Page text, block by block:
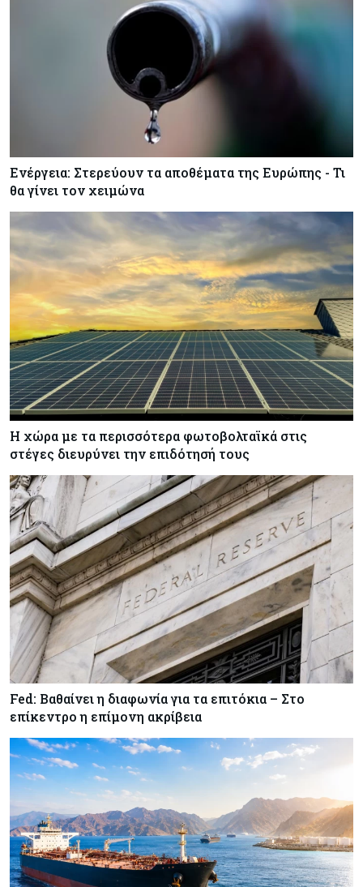
Ενέργεια: Στερεύουν τα αποθέματα της Ευρώπης - Τι
θα γίνει τον χειμώνα
Η χώρα με τα περισσότερα φωτοβολταϊκά στις
στέγες διευρύνει την επιδότησή τους
Fed: Βαθαίνει η διαφωνία για τα επιτόκια – Στο
επίκεντρο η επίμονη ακρίβεια